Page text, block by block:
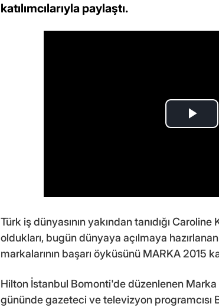
katılımcılarıyla paylaştı.
Türk iş dünyasının yakından tanıdığı
oldukları, bugün dünyaya açılmaya
markalarının başarı öyküsünü MARKA 2015
Hilton İstanbul Bomonti'de düzenlenen Marka
gününde gazeteci ve televizyon